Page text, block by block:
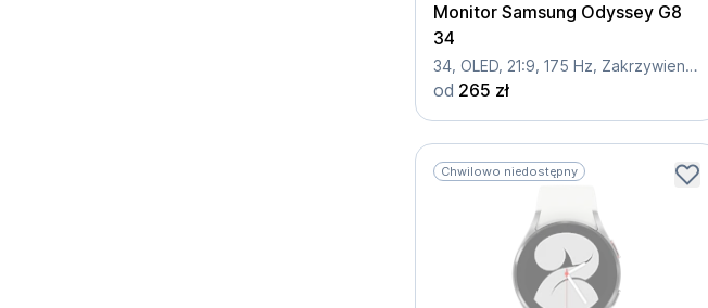
Monitor Samsung Odyssey G8
34
34, OLED, 21:9, 175 Hz, Zakrzywienia ekranu - 1800R
od 265 zł
Chwilowo niedostępny